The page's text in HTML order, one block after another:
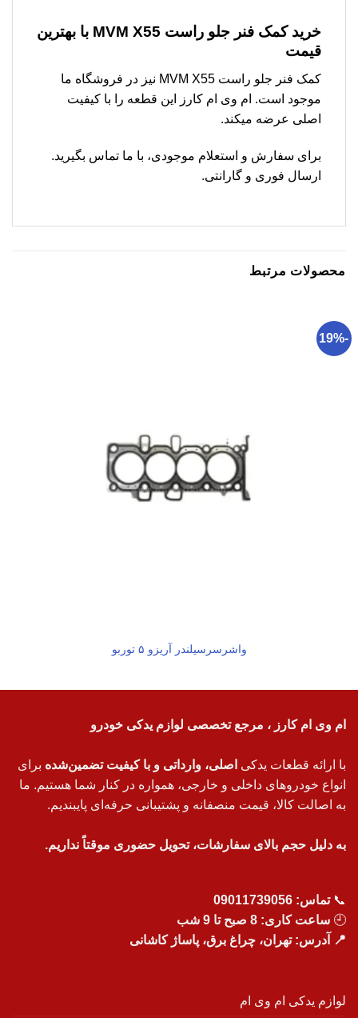
خرید کمک فنر جلو راست MVM X55 با بهترین
قیمت
کمک فنر جلو راست MVM X55 نیز در فروشگاه ما
موجود است. ام وی ام کارز این قطعه را با کیفیت
اصلی عرضه میکند.
برای سفارش و استعلام موجودی، با ما تماس بگیرید.
ارسال فوری و گارانتی.
محصولات مرتبط
-19%
واشرسرسیلندر آریزو ۵ توربو
ام وی ام کارز ، مرجع تخصصی لوازم یدکی خودرو
با ارائه قطعات یدکی اصلی، وارداتی و با کیفیت تضمین‌شده برای
انواع خودروهای داخلی و خارجی، همواره در کنار شما هستیم. ما
به اصالت کالا، قیمت منصفانه و پشتیبانی حرفه‌ای پایبندیم.
به دلیل حجم بالای سفارشات، تحویل حضوری موقتاً نداریم.
📞تماس: 09011739056
🕘 ساعت کاری: 8 صبح تا 9 شب
📍 آدرس: تهران، چراغ برق، پاساژ کاشانی
لوازم یدکی ام وی ام